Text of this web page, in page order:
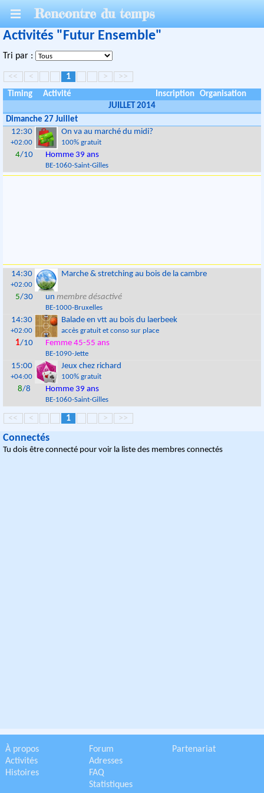
Rencontre du temps
Activités "Futur Ensemble"
Tri par :
<< < 1 > >>
Timing Activité Inscription
Organisation
JUILLET 2014
Dimanche 27 Juillet
12:30
+02:00
On va au marché du midi?
100% gratuit
4/10 Homme 39 ans
BE-1060-Saint-Gilles
14:30
+02:00
Marche & stretching au bois de la cambre
5/30 unmembre désactivé
BE-1000-Bruxelles
14:30
+02:00
Balade en vtt au bois du laerbeek
accès gratuit et conso sur place
1/10 Femme 45-55 ans
BE-1090-Jette
15:00
+04:00
Jeux chez richard
100% gratuit
8/8 Homme 39 ans
BE-1060-Saint-Gilles
<< < 1 > >>
Connectés
Tu dois être connecté pour voir la liste des membres connectés
À propos
Activités
Histoires
Forum
Adresses
FAQ
Statistiques
Partenariat